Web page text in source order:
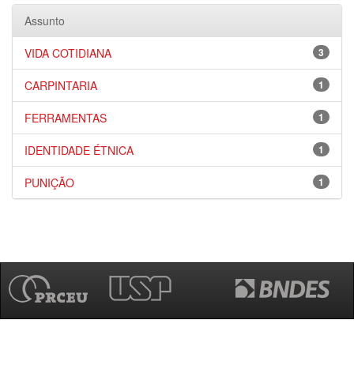
Assunto
3
VIDA COTIDIANA
1
CARPINTARIA
1
FERRAMENTAS
1
IDENTIDADE ÉTNICA
1
PUNIÇÃO